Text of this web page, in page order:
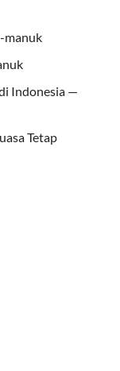
manuk
Indonesia —
Tetap